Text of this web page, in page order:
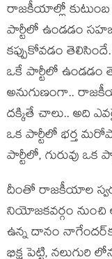
రాజ‌కీయాల్లో
పార్టీలో ఉండ‌డం
క‌ప్పుకోవ‌డం
ఒకే పార్టీలో ఉండ‌డం
అనుగుణంగా..
ద‌క్కితే చాలు.. అది
ఒక పార్టీలో భ‌ర్త
పార్టీలో, గురువు ఒక
దీంతో రాజ‌కీయాల
నియోజ‌క‌వ‌ర్గం నుంచి
ఉన్న దానం
భిక్ష పెట్టి, న‌లుగురి